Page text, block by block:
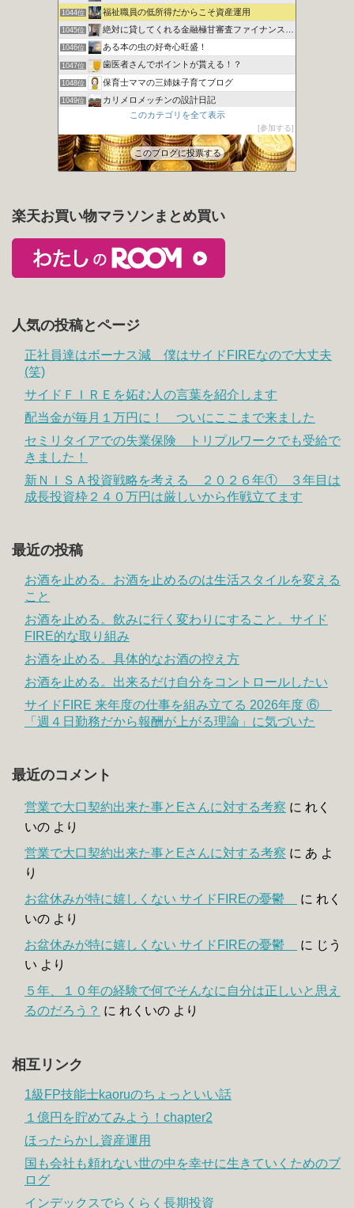
1044位 福祉職員の低所得だからこそ資産運用
1045位 絶対に貸してくれる金融極甘審査ファイナンスについての考察
1046位 ある本の虫の好奇心旺盛！
1047位 歯医者さんでポイントが貰える！？
1048位 保育士ママの三姉妹子育てブログ
1049位 カリメロメッチンの設計日記
財布のヒモとの上手なつき合いかた
1051位 とあるアラフォーの書斎から
このカテゴリを全て表示
参加する
このブログに投票する
楽天お買い物マラソンまとめ買い
人気の投稿とページ
正社員達はボーナス減 僕はサイドFIREなので大丈夫
(笑)
サイドＦＩＲＥを妬む人の言葉を紹介します
配当金が毎月１万円に！ ついにここまで来ました
セミリタイアでの失業保険 トリプルワークでも受給で
きました！
新ＮＩＳＡ投資戦略を考える ２０２６年① ３年目は
成長投資枠２４０万円は厳しいから作戦立てます
最近の投稿
お酒を止める。お酒を止めるのは生活スタイルを変える
こと
お酒を止める。飲みに行く変わりにすること。サイド
FIRE的な取り組み
お酒を止める。具体的なお酒の控え方
お酒を止める。出来るだけ自分をコントロールしたい
サイドFIRE 来年度の仕事を組み立てる 2026年度 ⑥
「週４日勤務だから報酬が上がる理論」に気づいた
最近のコメント
営業で大口契約出来た事とEさんに対する考察 に れく
いの より
営業で大口契約出来た事とEさんに対する考察 に あ よ
り
お盆休みが特に嬉しくない サイドFIREの憂鬱
に れく
いの より
お盆休みが特に嬉しくない サイドFIREの憂鬱
に じう
い より
５年、１０年の経験で何でそんなに自分は正しいと思え
るのだろう？ に れくいの より
相互リンク
1級FP技能士kaoruのちょっといい話
１億円を貯めてみよう！chapter2
ほったらかし資産運用
国も会社も頼れない世の中を幸せに生きていくためのブ
ログ
インデックスでらくらく長期投資